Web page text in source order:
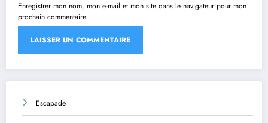
Enregistrer mon nom, mon e-mail et mon site dans le navigateur pour mon
prochain commentaire.
Escapade